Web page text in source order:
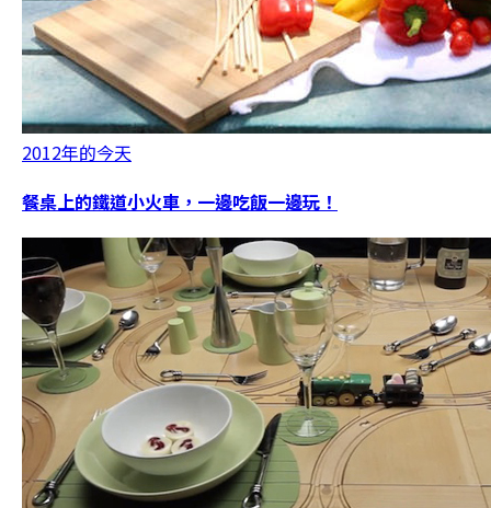
2012年的今天
餐桌上的鐵道小火車，一邊吃飯一邊玩！